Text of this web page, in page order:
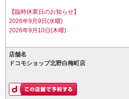
【臨時休業日のお知らせ】
2026年9月9日(水曜)
2026年9月10日(木曜)
店舗名
ドコモショップ北野白梅町店